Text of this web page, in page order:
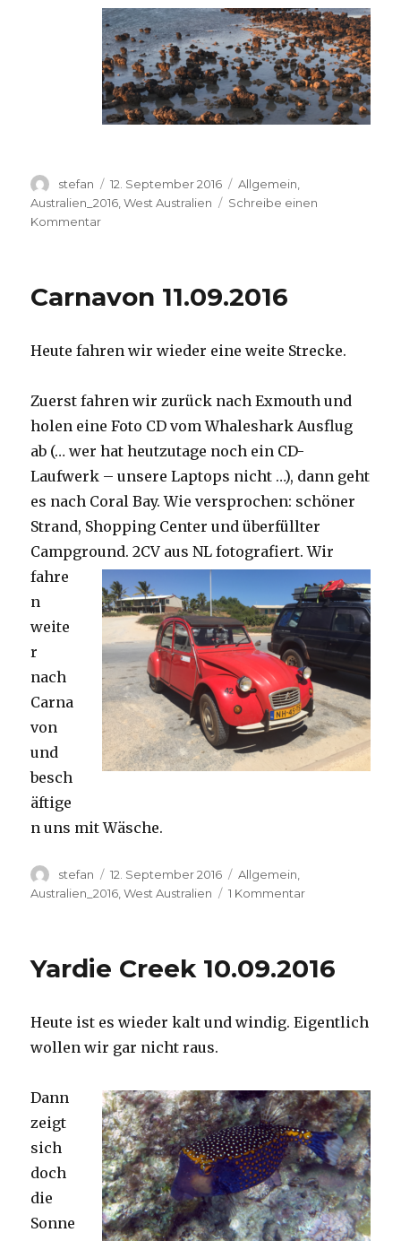
Autor
stefan
Veröffentlicht
am
12. September 2016 Kategorien
Allgemein
Australien_2016 ,West Australien
Schreibe einen
Kommentarzu
Carnavon 11.09.2016
Heute fahren wir wieder eine weite Strecke.
Zuerst fahren wir zurück nach Exmouth und
holen eine Foto CD vom Whaleshark Ausflug
ab (… wer hat heutzutage noch ein CD-
Laufwerk – unsere Laptops nicht …), dann geht
es nach Coral Bay. Wie versprochen: schöner
Strand, Shopping Center und überfüllter
Campground.2CV aus NL fotografiert. Wir
fahre
n
weite
r
nach
Carna
von
und
besch
äftige
n uns mit Wäsche.
Autor
stefan
Veröffentlicht
am
12. September 2016 Kategorien
Allgemein
Australien_2016 ,West Australien 1 Kommentarzu
Yardie Creek 10.09.2016
Heute ist es wieder kalt und windig. Eigentlich
wollen wir gar nicht raus.
Dann
zeigt
sich
doch
die
Sonne